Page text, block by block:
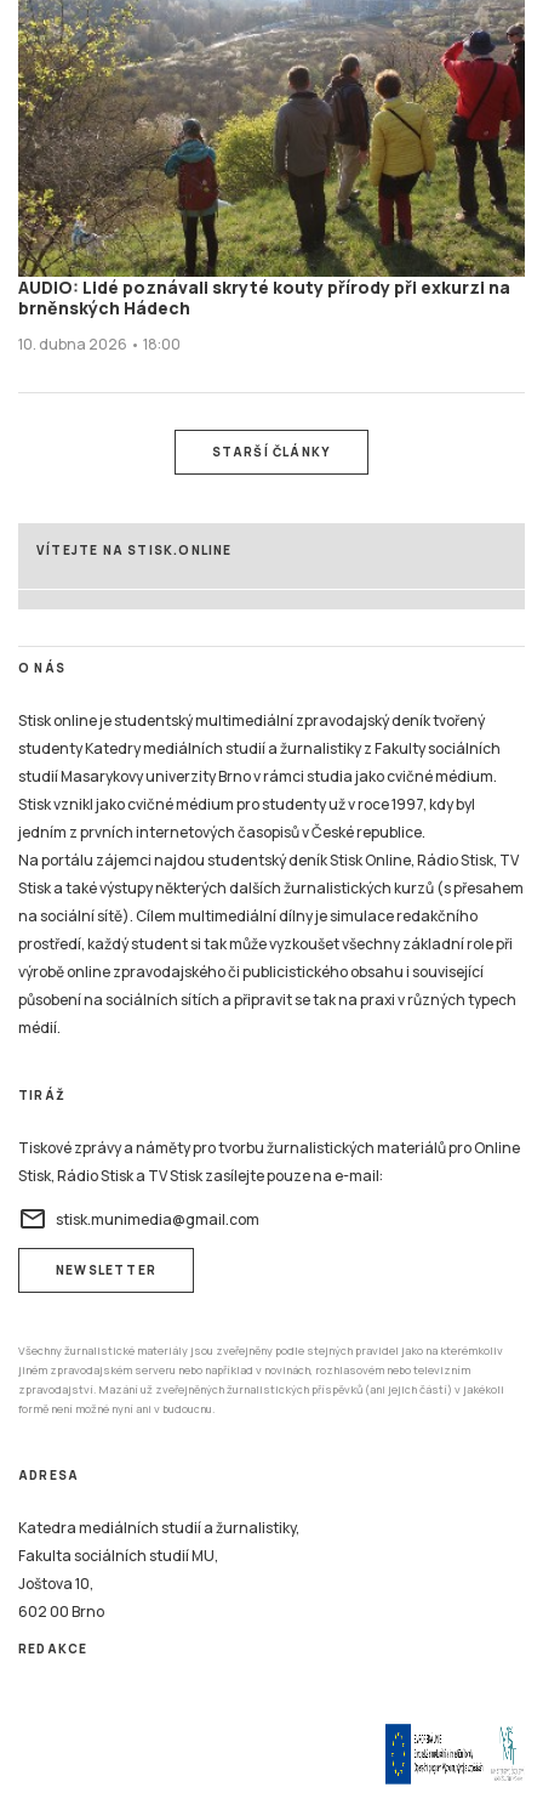
AUDIO: Lidé poznávali skryté kouty přírody při exkurzi na
brněnských Hádech
10. dubna 2026 • 18:00
STARŠÍ ČLÁNKY
VÍTEJTE NA STISK.ONLINE
O NÁS
Stisk online je studentský multimediální zpravodajský deník tvořený
studenty Katedry mediálních studií a žurnalistiky z Fakulty sociálních
studií Masarykovy univerzity Brno v rámci studia jako cvičné médium.
Stisk vznikl jako cvičné médium pro studenty už v roce 1997, kdy byl
jedním z prvních internetových časopisů v České republice.
Na portálu zájemci najdou studentský deník Stisk Online, Rádio Stisk, TV
Stisk a také výstupy některých dalších žurnalistických kurzů (s přesahem
na sociální sítě). Cílem multimediální dílny je simulace redakčního
prostředí, každý student si tak může vyzkoušet všechny základní role při
výrobě online zpravodajského či publicistického obsahu i související
působení na sociálních sítích a připravit se tak na praxi v různých typech
médií.
TIRÁŽ
Tiskové zprávy a náměty pro tvorbu žurnalistických materiálů pro Online
Stisk, Rádio Stisk a TV Stisk zasílejte pouze na e-mail:
email stisk.munimedia@gmail.com
NEWSLETTER
Všechny žurnalistické materiály jsou zveřejněny podle stejných pravidel jako na kterémkoliv
jiném zpravodajském serveru nebo například v novinách, rozhlasovém nebo televizním
zpravodajství. Mazání už zveřejněných žurnalistických příspěvků (ani jejich částí) v jakékoli
formě není možné nyní ani v budoucnu.
ADRESA
Katedra mediálních studií a žurnalistiky,
Fakulta sociálních studií MU,
Joštova 10,
602 00 Brno
REDAKCE